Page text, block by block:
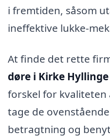
i fremtiden, såsom
ineffektive lukke-
At finde det rette
døre i Kirke Hyllinge
forskel for kvaliteten
tage de
betragtning og